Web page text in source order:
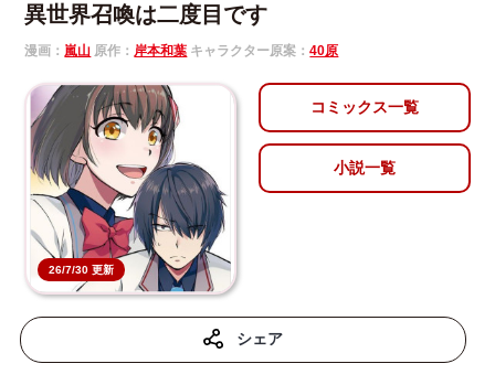
異世界召喚は二度目です
漫画： 嵐山 原作： 岸本和葉 キャラクター原案：40原
26/7/30 更新
コミックス一覧
小説一覧
シェア